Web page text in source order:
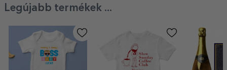
Legújabb termékek ...